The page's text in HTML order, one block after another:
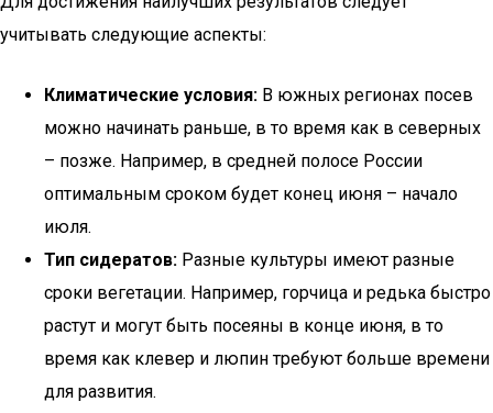
учитывать следующие аспекты:
Климатические условия: В южных регионах посев
можно начинать раньше, в то время как в северных
– позже. Например, в средней полосе России
оптимальным сроком будет конец июня – начало
июля.
Тип сидератов: Разные культуры имеют разные
сроки вегетации. Например, горчица и редька быстро
растут и могут быть посеяны в конце июня, в то
время как клевер и люпин требуют больше времени
для развития.